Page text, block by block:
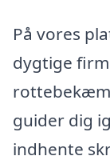
På vores
dygtige
guider dig
indhente